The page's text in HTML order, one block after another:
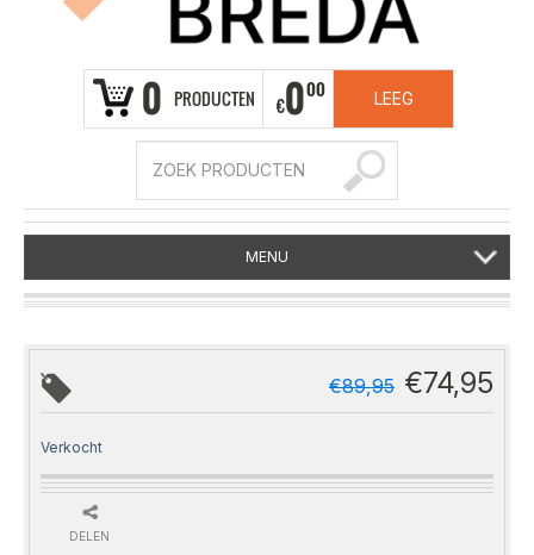
0 PRODUCTEN €000 LEEG
MENU
€89,95 €74,95
Verkocht
DELEN